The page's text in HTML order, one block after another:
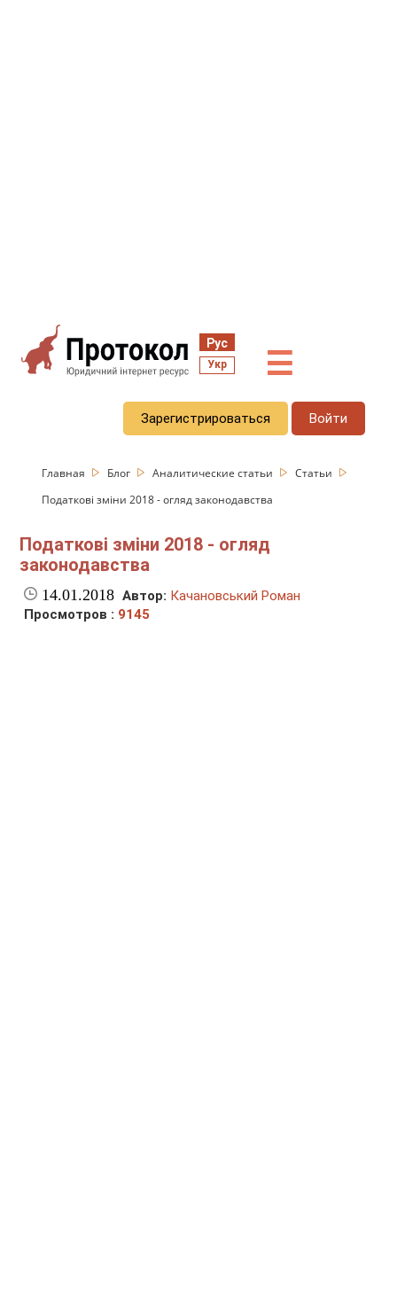
Рус
Укр ☰
Зарегистрироваться Войти
Главная Блог Аналитические статьи
Статьи
Податкові зміни 2018 - огляд законодавства
Податкові зміни 2018 - огляд
законодавства
14.01.2018 Автор: Качановський Роман
Просмотров : 9145